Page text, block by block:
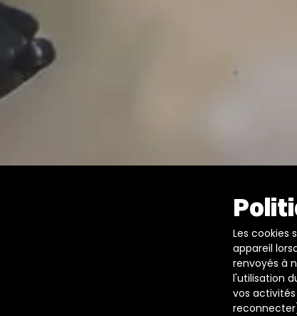
Les cookies
appareil
renvoyés à
l'utilisation
vos